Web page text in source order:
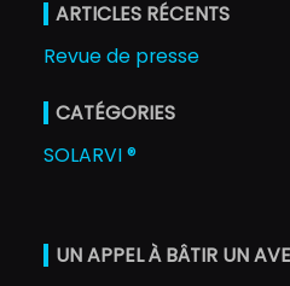
ARTICLES RÉCENTS
Revue de presse
CATÉGORIES
SOLARVI ®
UN APPEL À BÂTIR UN